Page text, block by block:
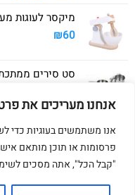
אנחנו מעריכים את
אנו משתמשים בעוגיות כדי
פרסומות או תוכן מותאם
"קבל הכל", אתה מסכים
היה:
מיקסר לעוגות
₪60
₪40
Visa
דף הבית מדיניות משלוחים